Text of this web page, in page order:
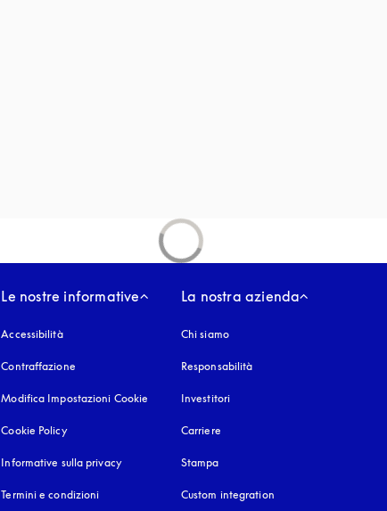
Le nostre informative
Accessibilitàsi apre in una nuova finestra
Contraffazione si apre in una nuova finestra
Modifica Impostazioni Cookie
Cookie Policysi apre in una nuova finestra
Informative sulla privacysi apre in una nuova finestra
Termini e condizioni
La nostra azienda
Chi siamo
Responsabilità
Investitori
Carriere
Stampa
Custom integration